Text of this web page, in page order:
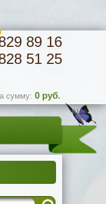
89 16
51 25
сумму: 0 руб.